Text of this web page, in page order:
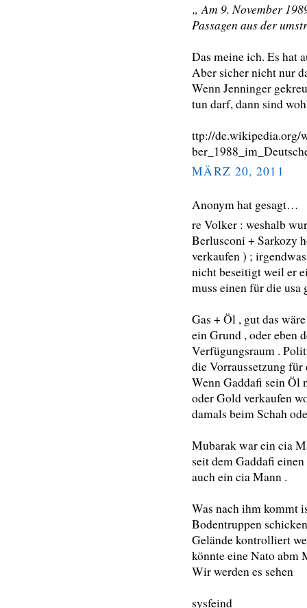
„ Am 9. November
Passagen aus der
Das meine ich. Es hat
Aber sicher nicht nur
Wenn Jenninger
tun darf, dann sind
ttp://de.wikipedia.org/
MÄRZ 20, 2011
Anonym hat gesagt…
re Volker : weshalb
Berlusconi + Sarkozy
verkaufen ) ;
nicht beseitigt weil er
muss einen für die
Gas + Öl , gut das
ein Grund , oder eben
Verfügungsraum .
die Vorraussetzung
Wenn Gaddafi sein Öl
oder Gold verkaufen
damals beim Schah
Mubarak war ein cia
seit dem Gaddafi
auch ein cia Mann .
Was nach ihm kommt
Bodentruppen
Gelände kontrolliert
könnte eine Nato abm
Wir werden es sehen
sysfeind